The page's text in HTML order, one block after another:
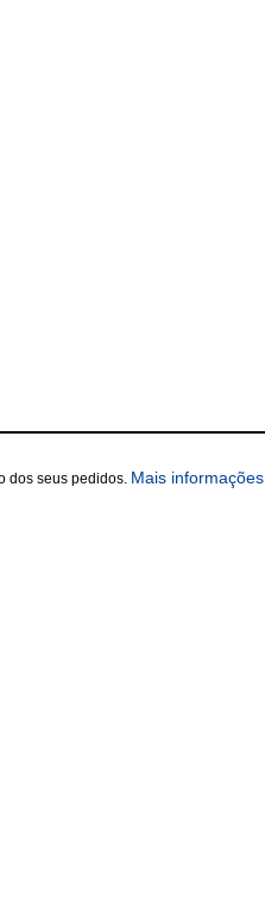
dos seus pedidos. Mais informações